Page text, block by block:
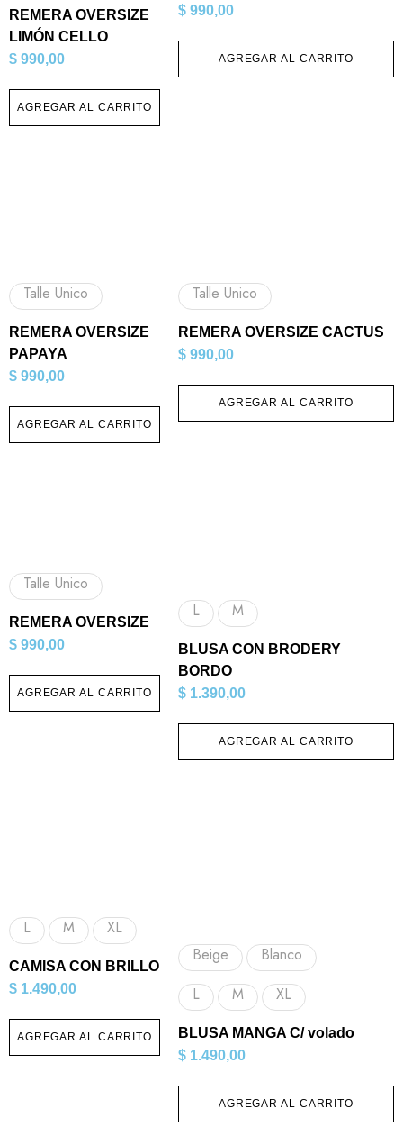
REMERA OVERSIZE
LIMÓN CELLO
$ 990,00
AGREGAR AL CARRITO
$ 990,00
AGREGAR AL CARRITO
Talle Unico
REMERA OVERSIZE
PAPAYA
$ 990,00
AGREGAR AL CARRITO
Talle Unico
REMERA OVERSIZE CACTUS
$ 990,00
AGREGAR AL CARRITO
Talle Unico
REMERA OVERSIZE
$ 990,00
AGREGAR AL CARRITO
L M
BLUSA CON BRODERY
BORDO
$ 1.390,00
AGREGAR AL CARRITO
L M XL
CAMISA CON BRILLO
$ 1.490,00
AGREGAR AL CARRITO
Beige
Blanco
L
M XL
BLUSA MANGA C/ volado
$ 1.490,00
AGREGAR AL CARRITO